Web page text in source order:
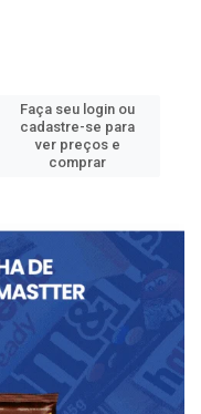
Faça seu login ou
cadastre-se para
ver preços e
comprar